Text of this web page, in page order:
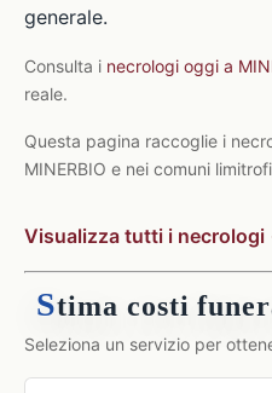
generale.
Consulta i necrologi oggi a
reale.
Questa pagina raccoglie i
MINERBIO e nei comuni
Visualizza tutti i
Stima costi
Seleziona un servizio per